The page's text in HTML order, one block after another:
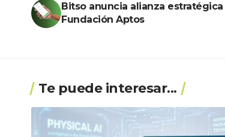
Bitso anuncia alianza estratégica
Fundación Aptos
Te puede interesar...